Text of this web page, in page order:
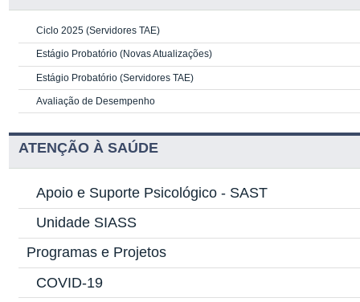
Ciclo 2025 (Servidores TAE)
Estágio Probatório (Novas Atualizações)
Estágio Probatório (Servidores TAE)
Avaliação de Desempenho
ATENÇÃO À SAÚDE
Apoio e Suporte Psicológico - SAST
Unidade SIASS
Programas e Projetos
COVID-19